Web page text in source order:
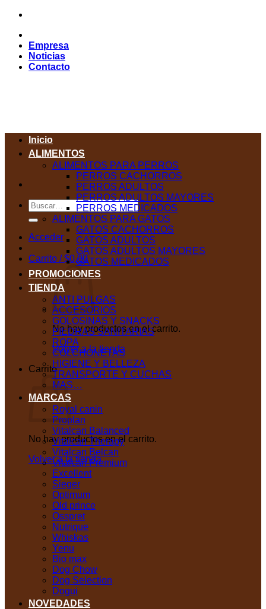
Saltar
contenido
Empresa
Noticias
Contacto
Buscar
por:
Acceder
Carrito /$0,00
No hay productos en el carrito.
Volver a la tienda
Carrito
No hay productos en el carrito.
Volver a la tienda
Inicio
ALIMENTOS
ALIMENTOS PARA PERROS
PERROS CACHORROS
PERROS ADULTOS
PERROS ADULTOS MAYORES
PERROS MEDICADOS
ALIMENTOS PARA GATOS
GATOS CACHORROS
GATOS ADULTOS
GATOS ADULTOS MAYORES
GATOS MEDICADOS
PROMOCIONES
TIENDA
ANTI PULGAS
ACCESORIOS
GOLOSINAS Y SNACKS
PIEDRAS SANITARIAS
ROPA
COLCHONETAS
HIGIENE Y BELLEZA
TRANSPORTE Y CUCHAS
MAS…
MARCAS
Royal canin
Proplan
Vitalcan Balanced
Vitalcan Therapy
Vitalcan Belcan
Vitalcan Premium
Excellent
Sieger
Optimum
Old prince
Osspret
Nutrique
Whiskas
Yenu
Bio max
Dog Chow
Dog Selection
Dogui
NOVEDADES